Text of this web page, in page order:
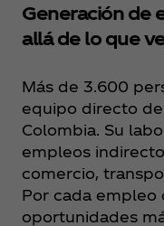
Generación de
allá de lo que
Más de 3.600
equipo directo
Colombia. Su
empleos
comercio,
Por cada empleo
oportunidades